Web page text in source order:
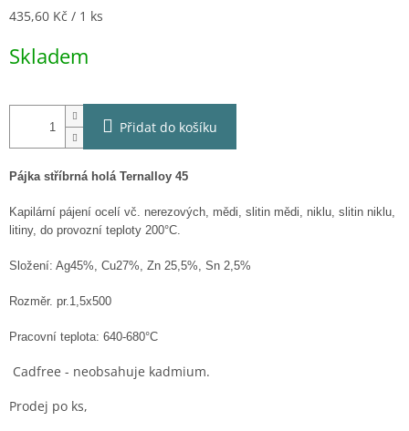
Měrná
435,60 Kč / 1 ks
Skladem
Přidat do košíku
Pájka stříbrná holá Ternalloy 45
Kapilární pájení ocelí vč. nerezových, mědi, slitin mědi, niklu, slitin niklu,
litiny, do provozní teploty 200°C.
Složení: Ag45%, Cu27%, Zn 25,5%, Sn 2,5%
Rozměr. pr.1,5x500
Pracovní teplota: 640-680°C
Cadfree - neobsahuje kadmium.
Prodej po ks,